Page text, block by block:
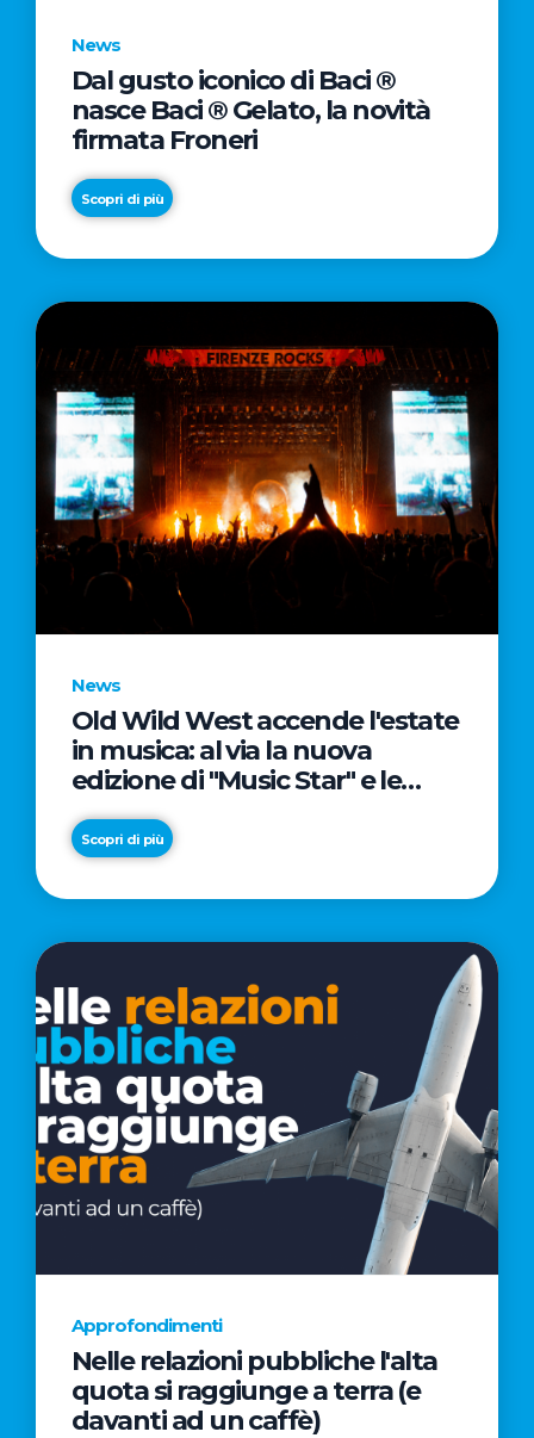
News
Dal gusto iconico di Baci ®
nasce Baci ® Gelato, la novità
firmata Froneri
Scopri di più
News
Old Wild West accende l'estate
in musica: al via la nuova
edizione di "Music Star" e le
prestigiose partnership con
Radio Italia e Live Nation
Scopri di più
Approfondimenti
Nelle relazioni pubbliche l'alta
quota si raggiunge a terra (e
davanti ad un caffè)